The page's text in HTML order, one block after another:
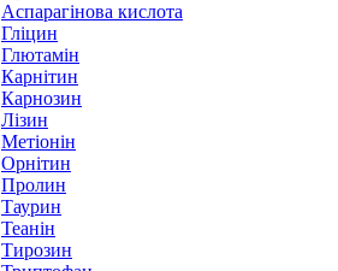
Аспарагінова кислота
Гліцин
Глютамін
Карнітин
Карнозин
Лізин
Метіонін
Орнітин
Пролин
Таурин
Теанін
Тирозин